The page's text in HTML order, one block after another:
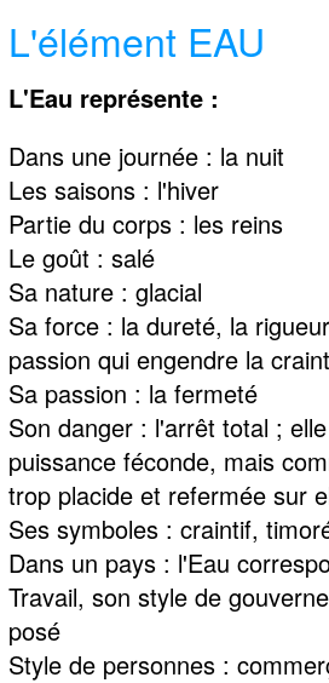
L'élément EAU
L'Eau représente :
Dans une journée : la nuit
Les saisons : l'hiver
Partie du corps : les reins
Le goût : salé
Sa nature : glacial
Sa force : la dureté, la
passion qui engendre la
Sa passion : la fermeté
Son danger : l'arrêt total ;
puissance féconde, mais
trop placide et refermée sur
Ses symboles : craintif,
Dans un pays : l'Eau
Travail, son style de
posé
Style de personnes :